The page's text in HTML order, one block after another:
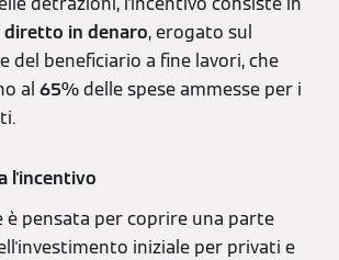
in denaro, erogato sul
del beneficiario a fine lavori, che
al 65%delle spese ammesse per i
l'incentivo
è pensata per coprire una parte
iniziale per privati e